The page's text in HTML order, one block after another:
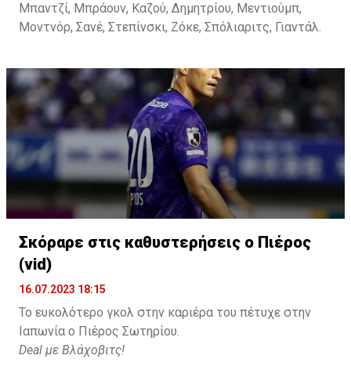
Μπαντζί, Μπράουν, Καζού, Δημητρίου, Μεντιούμπ,
Μοντνόρ, Σανέ, Στεπίνσκι, Ζόκε, Σπόλιαριτς, Γιαντάλ.
Σκόραρε στις καθυστερήσεις ο Πιέρος
(vid)
16.07.2023 18:15
Το ευκολότερο γκολ στην καριέρα του πέτυχε στην
Ιαπωνία ο Πιέρος Σωτηρίου.
Deal με Βλάχοβιτς!